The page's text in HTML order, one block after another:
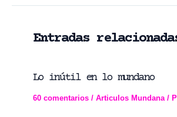
entradas
Entradas
Lo inútil en lo mundano
60 comentarios /Articulos Mundana /